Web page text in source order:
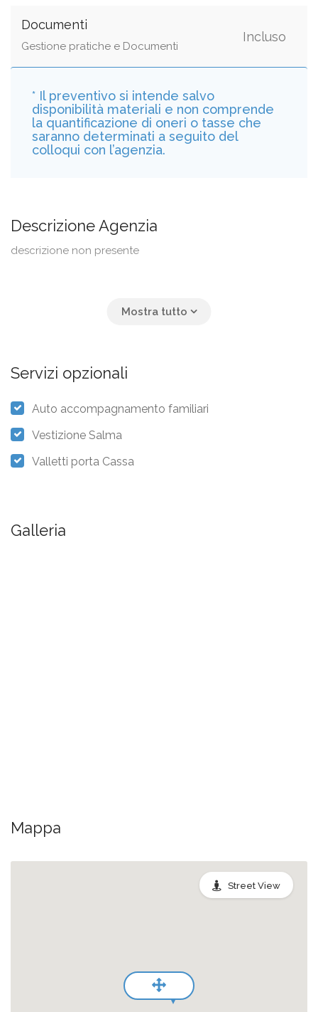
Documenti
Gestione pratiche e Documenti
Incluso
* Il preventivo si intende salvo
disponibilità materiali e non comprende
la quantificazione di oneri o tasse che
saranno determinati a seguito del
colloqui con l’agenzia.
Descrizione Agenzia
descrizione non presente
Servizi opzionali
Auto accompagnamento familiari
Vestizione Salma
Valletti porta Cassa
Galleria
Mappa
Street View